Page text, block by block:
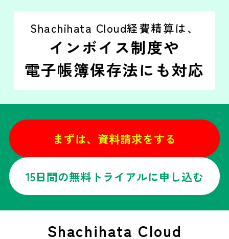
Shachihata Cloud経費精算は、
インボイス制度や
電子帳簿保存法にも対応
まずは、資料請求をする
15日間の無料トライアルに申し込む
Shachihata Cloud